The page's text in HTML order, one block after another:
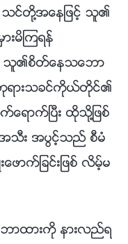
င္တို႔အေနျဖင့္ သူ၏
မိၾကရန္
သူ၏စိတ္ေနသေဘာ
ဘုရားသခင္ကိုယ္တိုင္၏
ာက္ၿပီး ထိုသို႔ျဖစ္
သီး အပြင့္သည္ စီမံ
ာက္ျခင္းျဖစ္ လိမ့္မ
ာထားကို နားလည္ရ